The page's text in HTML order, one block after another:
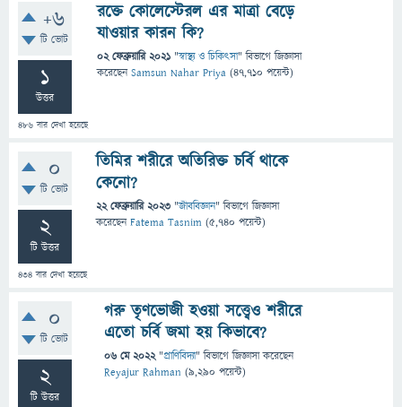
+6
টি ভোট
1
উত্তর
486 বার দেখা হয়েছে
রক্তে কোলেস্টেরল এর মাত্রা বেড়ে
যাওয়ার কারন কি?
02 ফেব্রুয়ারি 2021 "স্বাস্থ্য ও চিকিৎসা" বিভাগে জিজ্ঞাসা
করেছেনSamsun Nahar Priya (47,710 পয়েন্ট)
0
টি ভোট
2
টি উত্তর
434 বার দেখা হয়েছে
তিমির শরীরে অতিরিক্ত চর্বি থাকে
কেনো?
22 ফেব্রুয়ারি 2023 "জীববিজ্ঞান" বিভাগে জিজ্ঞাসা
করেছেনFatema Tasnim (5,740 পয়েন্ট)
0
টি ভোট
2
টি উত্তর
গরু তৃণভোজী হওয়া সত্ত্বেও শরীরে
এতো চর্বি জমা হয় কিভাবে?
06 মে 2022 "প্রাণিবিদ্যা" বিভাগে জিজ্ঞাসাকরেছেন
Reyajur Rahman (9,290 পয়েন্ট)